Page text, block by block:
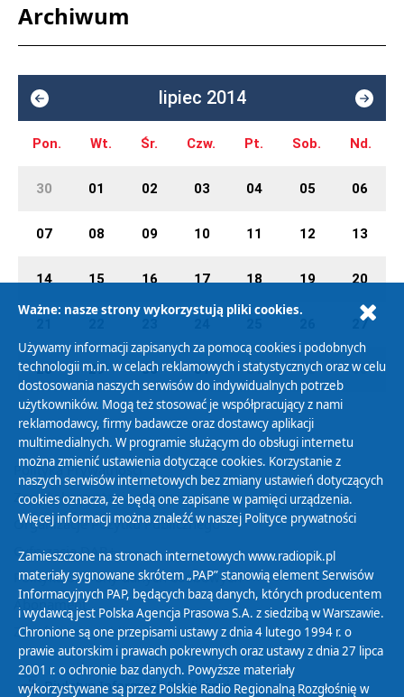
Archiwum
lipiec 2014
Pon. Wt. Śr. Czw. Pt. Sob. Nd.
30 01 02 03 04 05 06
07 08 09 10 11 12 13
14 15 16 17 18 19 20
27
28 29 30 31 01 02 03
Polityka Prywatności
Zasady korzystania z Serwisu
Organizacje Pożytku Publicznego
Cyfryzacja DAB+
Polityka ochrony danych osobowych
Abonament
Zamówienia publiczne
Biuletyn Informacji Publicznej
Ważne: nasze strony wykorzystują pliki cookies.
Używamy informacji zapisanych za pomocą cookies i podobnych
technologii m.in. w celach reklamowych i statystycznych oraz w celu
dostosowania naszych serwisów do indywidualnych potrzeb
użytkowników. Mogą też stosować je współpracujący z nami
reklamodawcy, firmy badawcze oraz dostawcy aplikacji
multimedialnych. W programie służącym do obsługi internetu
można zmienić ustawienia dotyczące cookies. Korzystanie z
naszych serwisów internetowych bez zmiany ustawień dotyczących
cookies oznacza, że będą one zapisane w pamięci urządzenia.
Więcej informacji można znaleźć w naszej Polityce prywatności
Zamieszczone na stronach internetowych www.radiopik.pl
materiały sygnowane skrótem „PAP” stanowią element Serwisów
Informacyjnych PAP, będących bazą danych, których producentem
i wydawcą jest Polska Agencja Prasowa S.A. z siedzibą w Warszawie.
Chronione są one przepisami ustawy z dnia 4 lutego 1994 r. o
prawie autorskim i prawach pokrewnych oraz ustawy z dnia 27 lipca
2001 r. o ochronie baz danych. Powyższe materiały
wykorzystywane są przez Polskie Radio Regionalną Rozgłośnię w